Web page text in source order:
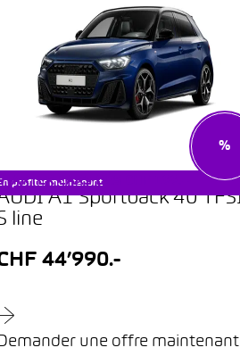
profiter maintenant
%
CARS DÈS CHF 199.–
A1 Sportback 40
line
44’990.-
Demander une offre maintenant